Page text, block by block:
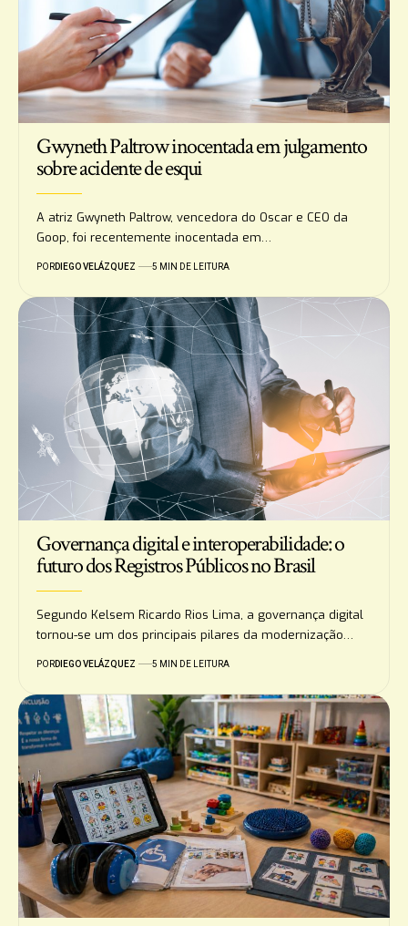
Gwyneth Paltrow inocentada em julgamento
sobre acidente de esqui
A atriz Gwyneth Paltrow, vencedora do Oscar e CEO da
Goop, foi recentemente inocentada em…
PORDIEGO VELÁZQUEZ 5 MIN DE LEITURA
Governança digital e interoperabilidade: o
futuro dos Registros Públicos no Brasil
Segundo Kelsem Ricardo Rios Lima, a governança digital
tornou-se um dos principais pilares da modernização…
PORDIEGO VELÁZQUEZ 5 MIN DE LEITURA